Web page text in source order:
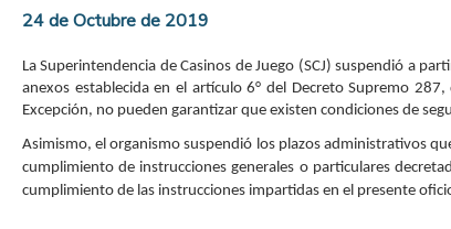
24 de Octubre de 2019
La Superintendencia de Casinos de Juego (SCJ) suspendió a
anexos establecida en el artículo 6° del Decreto Supremo
Excepción, no pueden garantizar que existen condiciones de
Asimismo, el organismo suspendió los plazos administrativos
cumplimiento de instrucciones generales o particulares
cumplimiento de las instrucciones impartidas en el presente